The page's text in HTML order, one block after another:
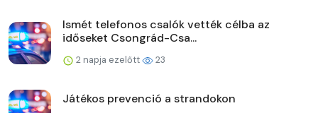
Ismét telefonos csalók vették célba az
időseket Csongrád-Csa...
2 napja ezelőtt 23
Játékos prevenció a strandokon